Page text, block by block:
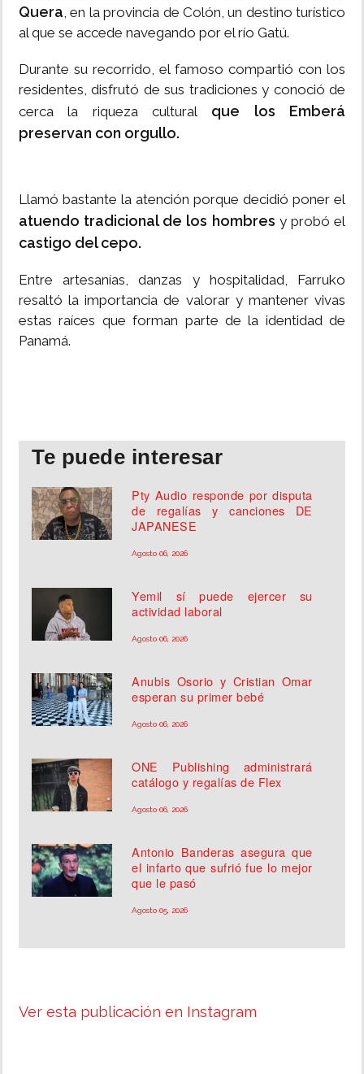
Quera, en la provincia de Colón, un destino turístico
al que se accede navegando por el río Gatú.
Durante su recorrido, el famoso compartió con los
residentes, disfrutó de sus tradiciones y conoció de
cerca la riqueza cultural que los Emberá
preservan con orgullo.
Llamó bastante la atención porque decidió poner el
atuendo tradicional de los hombres y probó el
castigo del cepo.
Entre artesanías, danzas y hospitalidad, Farruko
resaltó la importancia de valorar y mantener vivas
estas raíces que forman parte de la identidad de
Panamá.
Te puede interesar
Pty Audio responde por disputa
de regalías y canciones DE
JAPANESE
Agosto 06, 2026
Yemil sí puede ejercer su
actividad laboral
Agosto 06, 2026
Anubis Osorio y Cristian Omar
esperan su primer bebé
Agosto 06, 2026
ONE Publishing administrará
catálogo y regalías de Flex
Agosto 06, 2026
Antonio Banderas asegura que
el infarto que sufrió fue lo mejor
que le pasó
Agosto 05, 2026
Ver esta publicación en Instagram